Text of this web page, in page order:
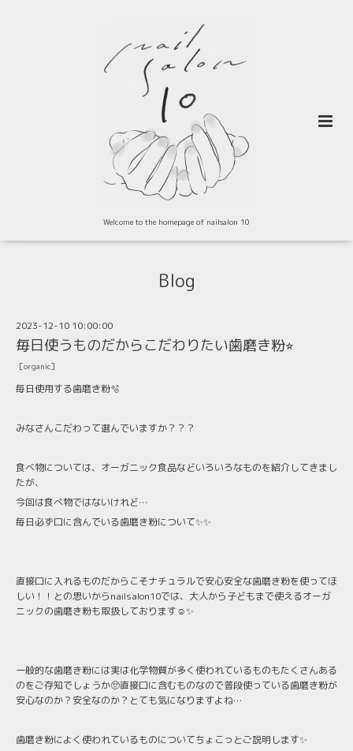
Welcome to the homepage of nailsalon 10
Blog
2023-12-10 10:00:00
毎日使うものだからこだわりたい歯磨き粉⭐︎
［organic］
毎日使用する歯磨き粉🫧
みなさんこだわって選んでいますか？？？
食べ物については、オーガニック食品などいろいろなものを紹介してきまし
たが、
今回は食べ物ではないけれど…
毎日必ず口に含んでいる歯磨き粉について✨✨
直接口に入れるものだからこそナチュラルで安心安全な歯磨き粉を使ってほ
しい！！との思いからnailsalon10では、大人から子どもまで使えるオーガ
ニックの歯磨き粉も取扱しております☺️✨
一般的な歯磨き粉には実は化学物質が多く使われているものもたくさんある
のをご存知でしょうか🥺直接口に含むものなので普段使っている歯磨き粉が
安心なのか？安全なのか？とても気になりますよね…
歯磨き粉によく使われているものについてちょこっとご説明します✨